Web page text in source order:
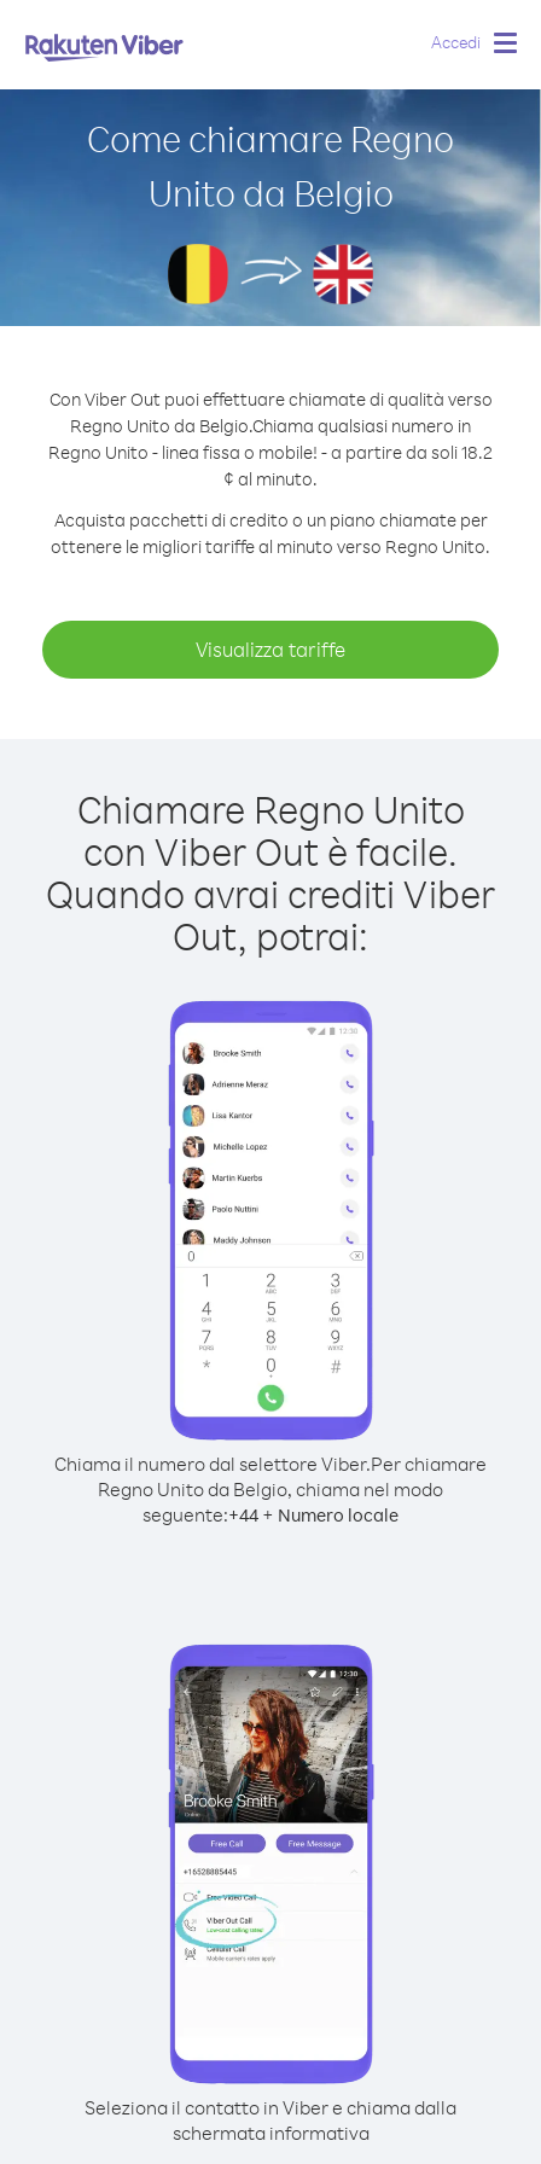
Accedi
Come chiamare Regno
Unito da Belgio
Con Viber Out puoi effettuare chiamate di qualità verso
Regno Unito da Belgio.Chiama qualsiasi numero in
Regno Unito - linea fissa o mobile! - a partire da soli 18.2
¢ al minuto.
Acquista pacchetti di credito o un piano chiamate per
ottenere le migliori tariffe al minuto verso Regno Unito.
Visualizza tariffe
Chiamare Regno Unito
con Viber Out è facile.
Quando avrai crediti Viber
Out, potrai:
Chiama il numero dal selettore Viber.Per chiamare
Regno Unito da Belgio, chiama nel modo
seguente:+44 + Numero locale
Seleziona il contatto in Viber e chiama dalla
schermata informativa